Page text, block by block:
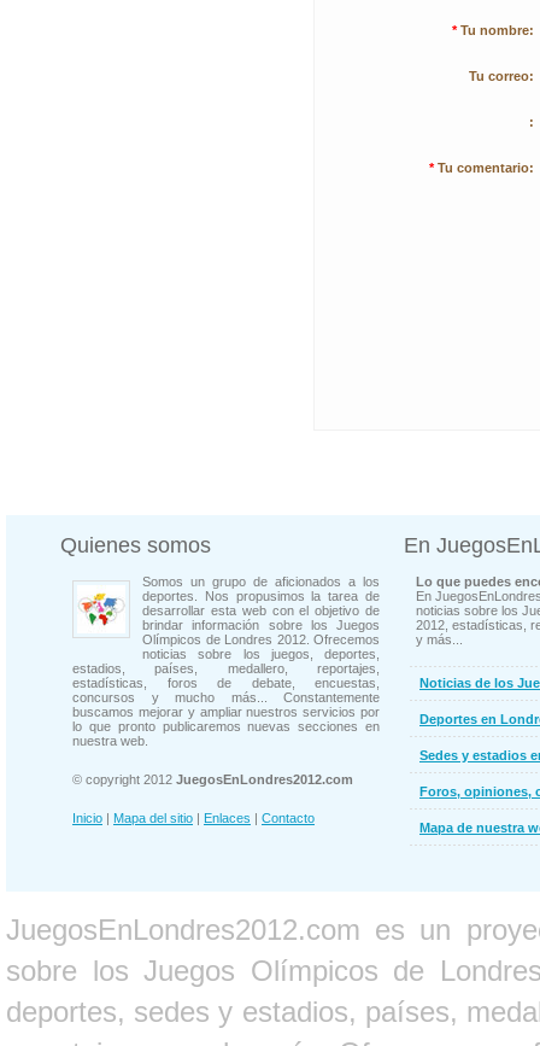
* Tu nombre:
Tu correo:
:
* Tu comentario:
Quienes somos
Somos un grupo de aficionados a los
deportes. Nos propusimos la tarea de
desarrollar esta web con el objetivo de
brindar información sobre los Juegos
Olímpicos de Londres 2012. Ofrecemos
noticias sobre los juegos, deportes,
estadios, países, medallero, reportajes,
estadísticas, foros de debate, encuestas,
concursos y mucho más... Constantemente
buscamos mejorar y ampliar nuestros servicios por
lo que pronto publicaremos nuevas secciones en
nuestra web.
© copyright 2012 JuegosEnLondres2012.com
Inicio | Mapa del sitio | Enlaces | Contacto
En
Lo que puedes
En
noticias sobre los
2012, estadísticas,
y más...
Noticias de los
Deportes en
Sedes y estadios
Foros, opiniones,
Mapa de nuestra
JuegosEnLondres2012.com es un
sobre los Juegos Olímpicos de
deportes, sedes y estadios, países,